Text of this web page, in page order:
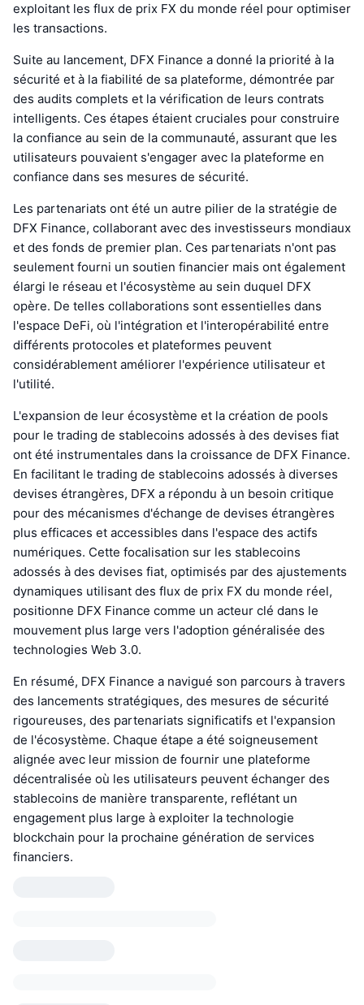
exploitant les flux de prix FX du monde réel pour optimiser
les transactions.
Suite au lancement, DFX Finance a donné la priorité à la
sécurité et à la fiabilité de sa plateforme, démontrée par
des audits complets et la vérification de leurs contrats
intelligents. Ces étapes étaient cruciales pour construire
la confiance au sein de la communauté, assurant que les
utilisateurs pouvaient s'engager avec la plateforme en
confiance dans ses mesures de sécurité.
Les partenariats ont été un autre pilier de la stratégie de
DFX Finance, collaborant avec des investisseurs mondiaux
et des fonds de premier plan. Ces partenariats n'ont pas
seulement fourni un soutien financier mais ont également
élargi le réseau et l'écosystème au sein duquel DFX
opère. De telles collaborations sont essentielles dans
l'espace DeFi, où l'intégration et l'interopérabilité entre
différents protocoles et plateformes peuvent
considérablement améliorer l'expérience utilisateur et
l'utilité.
L'expansion de leur écosystème et la création de pools
pour le trading de stablecoins adossés à des devises fiat
ont été instrumentales dans la croissance de DFX Finance.
En facilitant le trading de stablecoins adossés à diverses
devises étrangères, DFX a répondu à un besoin critique
pour des mécanismes d'échange de devises étrangères
plus efficaces et accessibles dans l'espace des actifs
numériques. Cette focalisation sur les stablecoins
adossés à des devises fiat, optimisés par des ajustements
dynamiques utilisant des flux de prix FX du monde réel,
positionne DFX Finance comme un acteur clé dans le
mouvement plus large vers l'adoption généralisée des
technologies Web 3.0.
En résumé, DFX Finance a navigué son parcours à travers
des lancements stratégiques, des mesures de sécurité
rigoureuses, des partenariats significatifs et l'expansion
de l'écosystème. Chaque étape a été soigneusement
alignée avec leur mission de fournir une plateforme
décentralisée où les utilisateurs peuvent échanger des
stablecoins de manière transparente, reflétant un
engagement plus large à exploiter la technologie
blockchain pour la prochaine génération de services
financiers.